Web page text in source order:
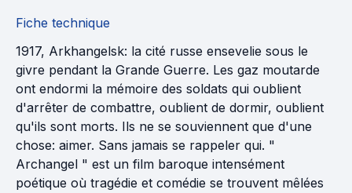
Fiche technique
1917, Arkhangelsk: la cité russe ensevelie sous le
givre pendant la Grande Guerre. Les gaz moutarde
ont endormi la mémoire des soldats qui oublient
d'arrêter de combattre, oublient de dormir, oublient
qu'ils sont morts. Ils ne se souviennent que d'une
chose: aimer. Sans jamais se rappeler qui. "
Archangel " est un film baroque intensément
poétique où tragédie et comédie se trouvent mêlées